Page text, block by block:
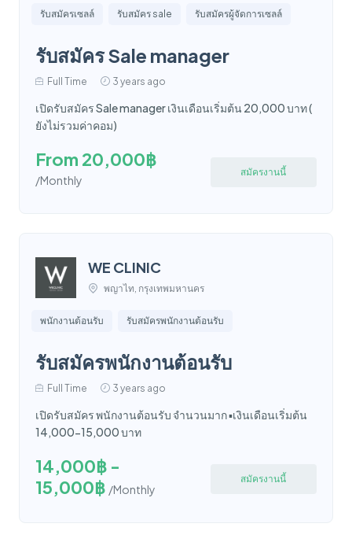
รับสมัครเซลล์ รับสมัคร sale รับสมัครผู้จัดการเซลล์
รับสมัคร Sale manager
Full Time 3 years ago
เปิดรับสมัคร Sale manager เงินเดือนเริ่มต้น 20,000 บาท (
ยังไม่รวมค่าคอม)
From 20,000฿
/Monthly
สมัครงานนี้
WE CLINIC
พญาไท, กรุงเทพมหานคร
พนักงานต้อนรับ รับสมัครพนักงานต้อนรับ
รับสมัครพนักงานต้อนรับ
Full Time 3 years ago
เปิดรับสมัคร พนักงานต้อนรับ จำนวนมาก ▪️เงินเดือนเริ่มต้น
14,000-15,000 บาท
14,000฿ -
15,000฿ /Monthly
สมัครงานนี้